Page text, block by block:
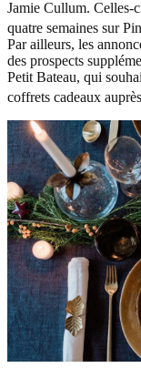
Jamie Cullum. Celles-
quatre semaines sur
Par ailleurs, les
des prospects
Petit Bateau, qui
coffrets cadeaux